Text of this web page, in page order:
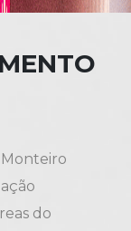
Monteiro
do